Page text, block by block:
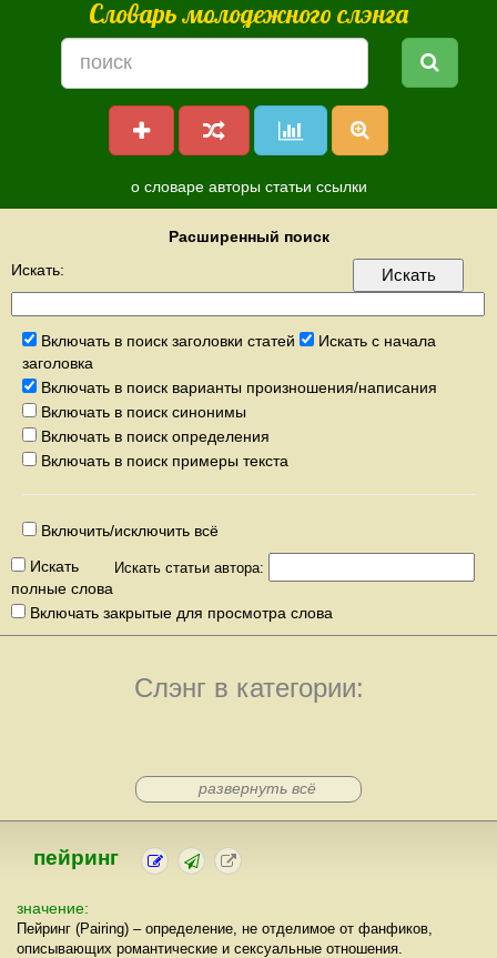
Словарь молодежного слэнга
о словаре авторы статьи ссылки
Расширенный поиск
Искать:
Включать в поиск заголовки статей
Искать с начала
заголовка
Включать в поиск варианты произношения/написания
Включать в поиск синонимы
Включать в поиск определения
Включать в поиск примеры текста
Включить/исключить всё
Искать статьи автора:
Искать
полные слова
Включать закрытые для просмотра слова
Слэнг в категории:
развернуть всё
пейринг
значение:
Пейринг (Pairing) – определение, не отделимое от фанфиков,
описывающих романтические и сексуальные отношения.